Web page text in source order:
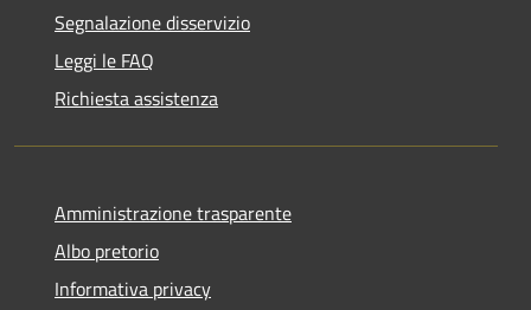
Segnalazione disservizio
Leggi le FAQ
Richiesta assistenza
Amministrazione trasparente
Albo pretorio
Informativa privacy